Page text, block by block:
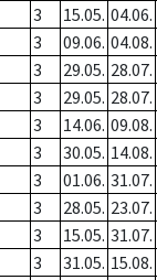
3 15.05. 04.06.
3 09.06. 04.08.
3 29.05. 28.07.
3 29.05. 28.07.
3 14.06. 09.08.
3 30.05. 14.08.
3 01.06. 31.07.
3 28.05. 23.07.
3 15.05. 31.07.
3 31.05. 15.08.